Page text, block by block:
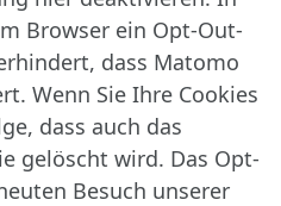
Browser ein Opt-Out-
dass Matomo
Wenn Sie Ihre Cookies
dass auch das
gelöscht wird. Das Opt-
Besuch unserer